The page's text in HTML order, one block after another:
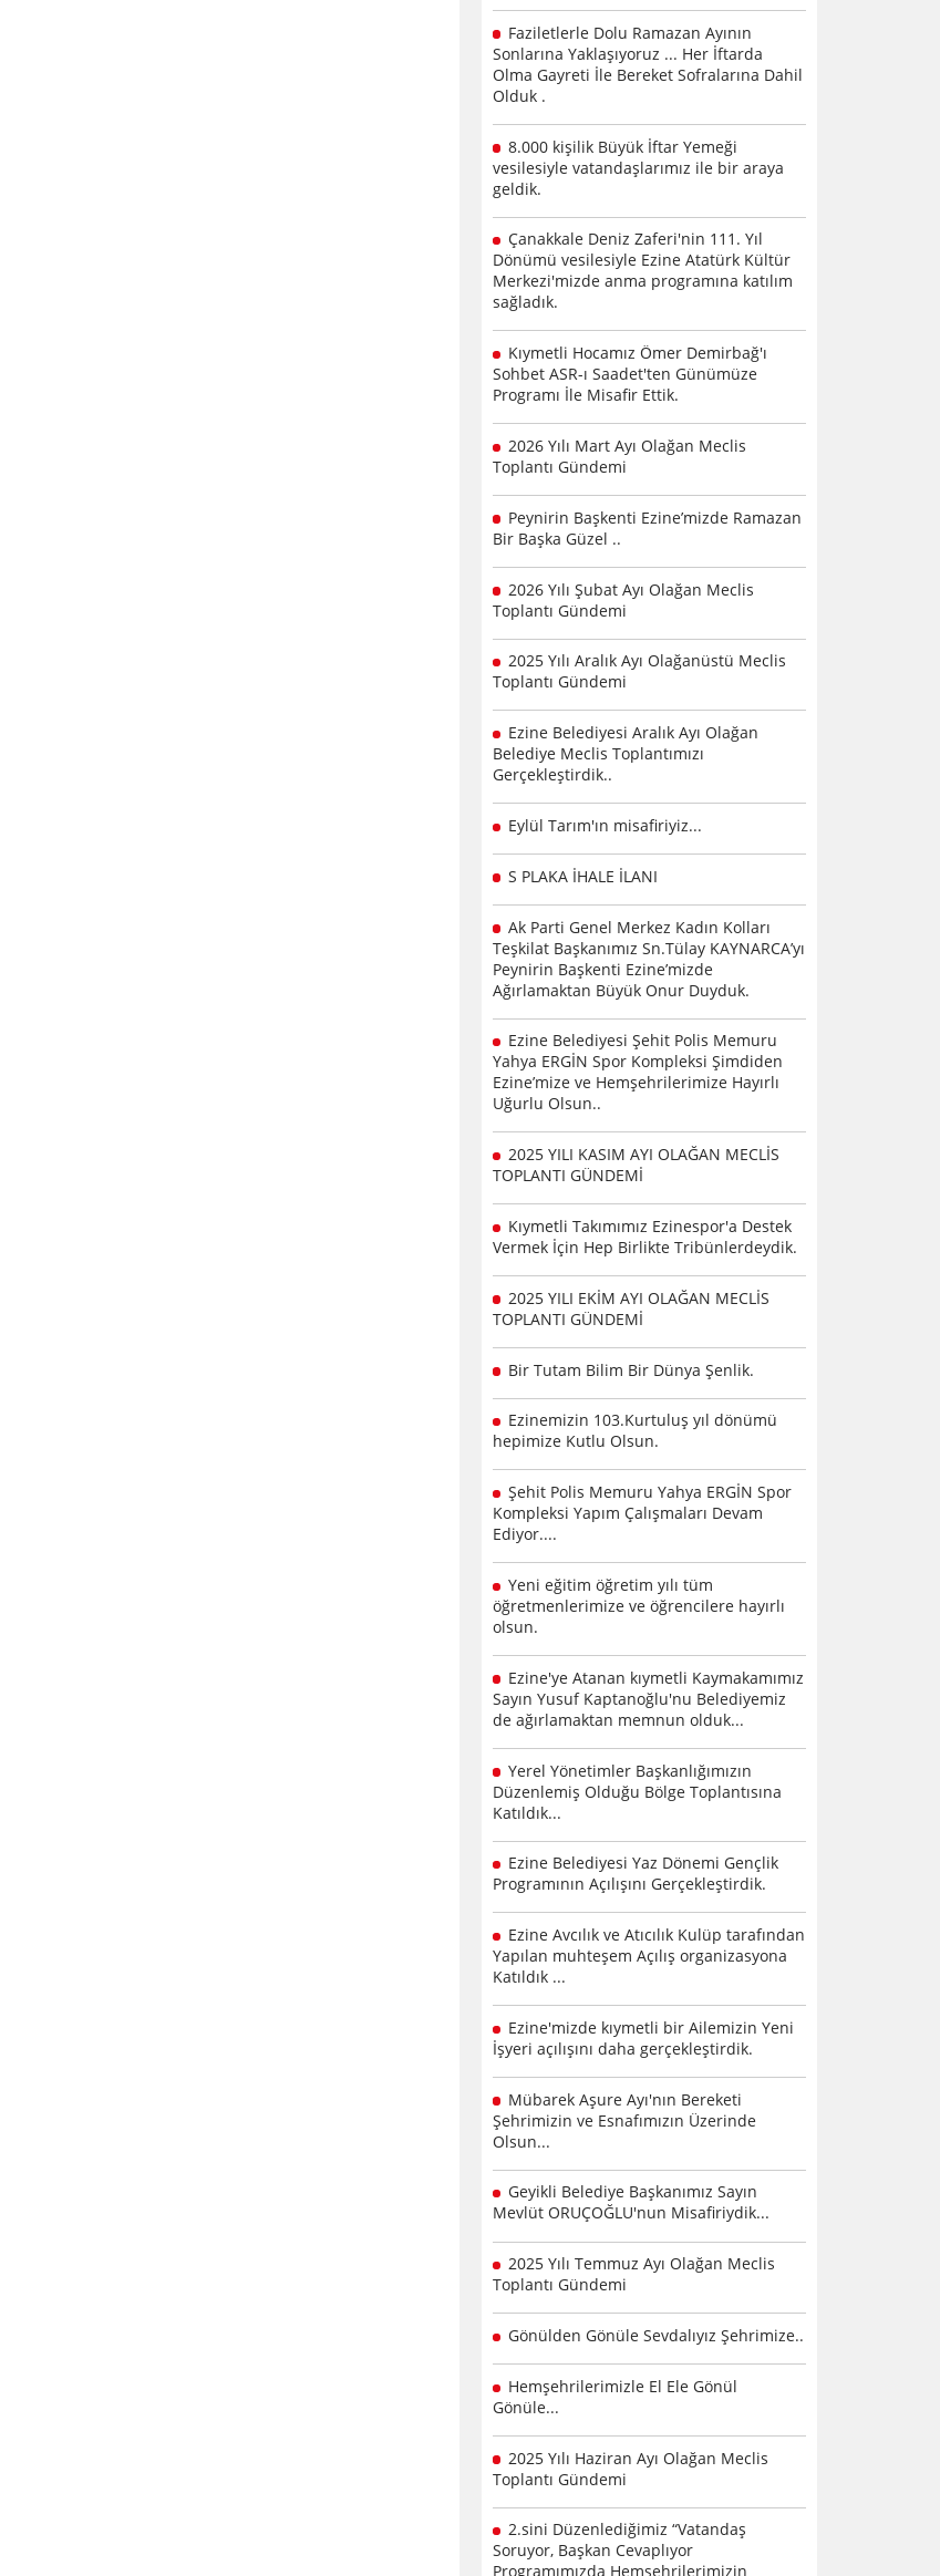
Faziletlerle Dolu Ramazan Ayının
Sonlarına Yaklaşıyoruz ... Her İftarda
Olma Gayreti İle Bereket Sofralarına Dahil
Olduk .
8.000 kişilik Büyük İftar Yemeği
vesilesiyle vatandaşlarımız ile bir araya
geldik.
Çanakkale Deniz Zaferi'nin 111. Yıl
Dönümü vesilesiyle Ezine Atatürk Kültür
Merkezi'mizde anma programına katılım
sağladık.
Kıymetli Hocamız Ömer Demirbağ'ı
Sohbet ASR-ı Saadet'ten Günümüze
Programı İle Misafir Ettik.
2026 Yılı Mart Ayı Olağan Meclis
Toplantı Gündemi
Peynirin Başkenti Ezine’mizde Ramazan
Bir Başka Güzel ..
2026 Yılı Şubat Ayı Olağan Meclis
Toplantı Gündemi
2025 Yılı Aralık Ayı Olağanüstü Meclis
Toplantı Gündemi
Ezine Belediyesi Aralık Ayı Olağan
Belediye Meclis Toplantımızı
Gerçekleştirdik..
Eylül Tarım'ın misafiriyiz...
S PLAKA İHALE İLANI
Ak Parti Genel Merkez Kadın Kolları
Teşkilat Başkanımız Sn.Tülay KAYNARCA’yı
Peynirin Başkenti Ezine’mizde
Ağırlamaktan Büyük Onur Duyduk.
Ezine Belediyesi Şehit Polis Memuru
Yahya ERGİN Spor Kompleksi Şimdiden
Ezine’mize ve Hemşehrilerimize Hayırlı
Uğurlu Olsun..
2025 YILI KASIM AYI OLAĞAN MECLİS
TOPLANTI GÜNDEMİ
Kıymetli Takımımız Ezinespor'a Destek
Vermek İçin Hep Birlikte Tribünlerdeydik.
2025 YILI EKİM AYI OLAĞAN MECLİS
TOPLANTI GÜNDEMİ
Bir Tutam Bilim Bir Dünya Şenlik.
Ezinemizin 103.Kurtuluş yıl dönümü
hepimize Kutlu Olsun.
Şehit Polis Memuru Yahya ERGİN Spor
Kompleksi Yapım Çalışmaları Devam
Ediyor....
Yeni eğitim öğretim yılı tüm
öğretmenlerimize ve öğrencilere hayırlı
olsun.
Ezine'ye Atanan kıymetli Kaymakamımız
Sayın Yusuf Kaptanoğlu'nu Belediyemiz
de ağırlamaktan memnun olduk...
Yerel Yönetimler Başkanlığımızın
Düzenlemiş Olduğu Bölge Toplantısına
Katıldık...
Ezine Belediyesi Yaz Dönemi Gençlik
Programının Açılışını Gerçekleştirdik.
Ezine Avcılık ve Atıcılık Kulüp tarafından
Yapılan muhteşem Açılış organizasyona
Katıldık ...
Ezine'mizde kıymetli bir Ailemizin Yeni
İşyeri açılışını daha gerçekleştirdik.
Mübarek Aşure Ayı'nın Bereketi
Şehrimizin ve Esnafımızın Üzerinde
Olsun...
Geyikli Belediye Başkanımız Sayın
Mevlüt ORUÇOĞLU'nun Misafiriydik...
2025 Yılı Temmuz Ayı Olağan Meclis
Toplantı Gündemi
Gönülden Gönüle Sevdalıyız Şehrimize..
Hemşehrilerimizle El Ele Gönül
Gönüle...
2025 Yılı Haziran Ayı Olağan Meclis
Toplantı Gündemi
2.sini Düzenlediğimiz “Vatandaş
Soruyor, Başkan Cevaplıyor
Programımızda Hemşehrilerimizin